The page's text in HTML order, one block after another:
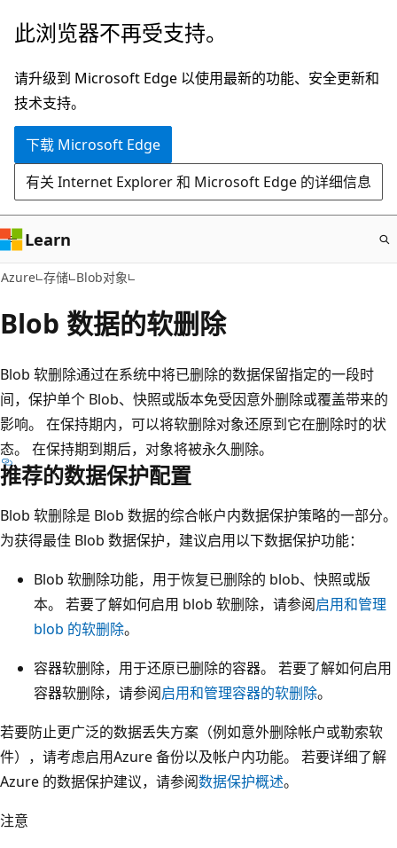
跳
主
要
内
此浏览器不再受支持。
请升级到 Microsoft Edge 以使用最新的功能、安全更新和
技术支持。
下载 Microsoft Edge
有关 Internet Explorer 和 Microsoft Edge 的详细信息
Learn
Azure 存储 Blob对象
Blob 数据的软删除
Blob 软删除通过在系统中将已删除的数据保留指定的一段时
间，保护单个 Blob、快照或版本免受因意外删除或覆盖带来的
影响。 在保持期内，可以将软删除对象还原到它在删除时的状
态。 在保持期到期后，对象将被永久删除。
推荐的数据保护配置
Blob 软删除是 Blob 数据的综合帐户内数据保护策略的一部分。
为获得最佳 Blob 数据保护，建议启用以下数据保护功能：
Blob 软删除功能，用于恢复已删除的 blob、快照或版
本。 若要了解如何启用 blob 软删除，请参阅启用和管理
blob 的软删除。
容器软删除，用于还原已删除的容器。 若要了解如何启用
容器软删除，请参阅启用和管理容器的软删除。
若要防止更广泛的数据丢失方案（例如意外删除帐户或勒索软
件），请考虑启用Azure 备份以及帐户内功能。 若要详细了解
Azure 的数据保护建议，请参阅数据保护概述。
注意